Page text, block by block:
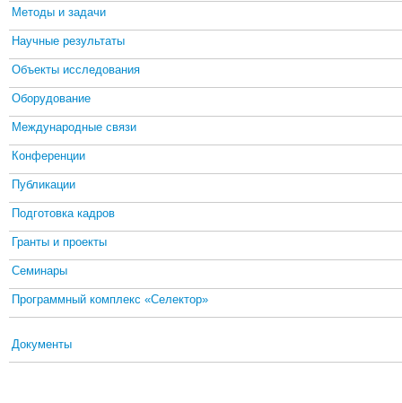
Методы и задачи
Научные результаты
Объекты исследования
Оборудование
Международные связи
Конференции
Публикации
Подготовка кадров
Гранты и проекты
Семинары
Программный комплекс «Селектор»
Документы